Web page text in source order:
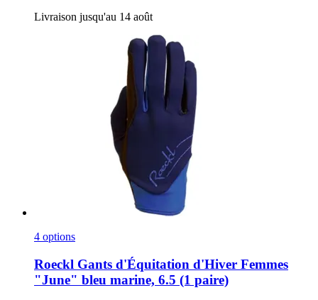
Livraison jusqu'au 14 août
4 options
Roeckl Gants d'Équitation d'Hiver Femmes
"June" bleu marine, 6.5 (1 paire)